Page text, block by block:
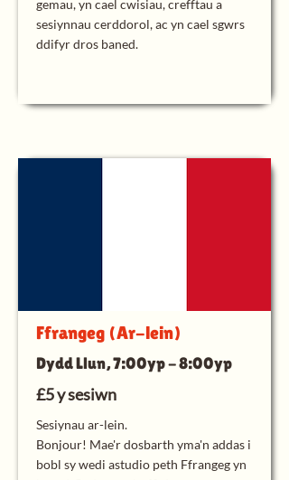
gemau, yn cael cwisiau, crefftau a
sesiynnau cerddorol, ac yn cael sgwrs
ddifyr dros baned.
Ffrangeg (Ar-lein)
Dydd Llun, 7:00yp - 8:00yp
£5 y sesiwn
Sesiynau ar-lein.
Bonjour! Mae'r dosbarth yma'n addas i
bobl sy wedi astudio peth Ffrangeg yn